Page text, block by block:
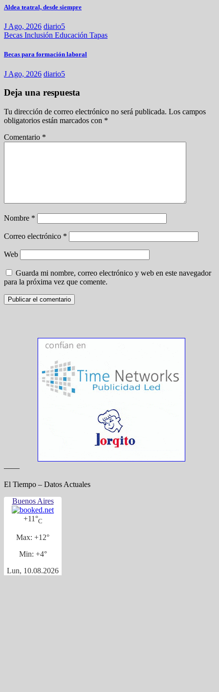
Aldea teatral, desde siempre
J Ago, 2026 diario5
Becas Inclusión Educación Tapas
Becas para formación laboral
J Ago, 2026 diario5
Deja una respuesta
Tu dirección de correo electrónico no será publicada. Los campos
obligatorios están marcados con *
Comentario *
Nombre *
Correo electrónico *
Web
Guarda mi nombre, correo electrónico y web en este navegador
para la próxima vez que comente.
——
El Tiempo – Datos Actuales
Buenos Aires
+11°C
Max: +12°
Min: +4°
Lun, 10.08.2026